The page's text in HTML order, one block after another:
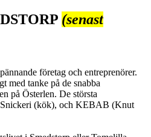
(senast
företag och entreprenörer.
med tanke på de snabba
på Österlen. De största
Snickeri (kök), och KEBAB (Knut